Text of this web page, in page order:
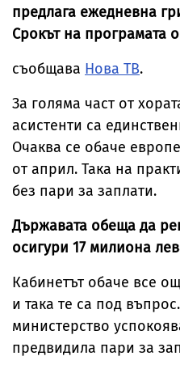
предлага ежедневна
Срокът на програмата
съобщава Нова ТВ.
За голяма част от
асистенти са
Очаква се обаче
от април. Така на
без пари за заплати.
Държавата обеща да
осигури 17 милиона
Кабинетът обаче все
и така те са под
министерство
предвидила пари за